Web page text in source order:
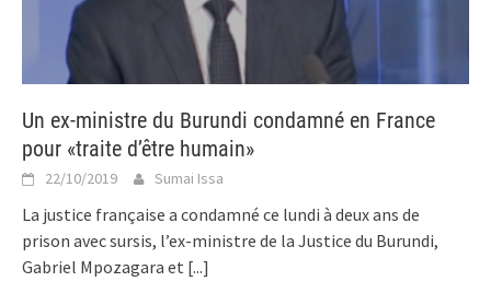
Un ex-ministre du Burundi condamné en France
pour «traite d’être humain»
22/10/2019 Sumai Issa
La justice française a condamné ce lundi à deux ans de
prison avec sursis, l’ex-ministre de la Justice du Burundi,
Gabriel Mpozagara et [...]